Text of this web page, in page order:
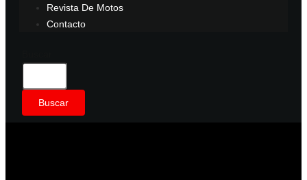
Revista De Motos
Contacto
Buscar